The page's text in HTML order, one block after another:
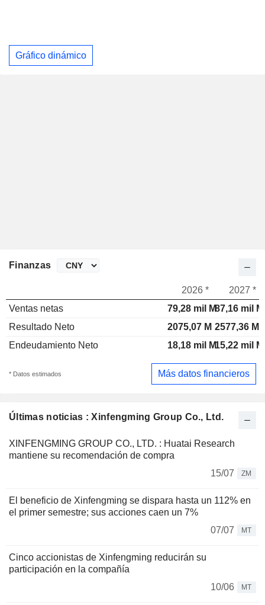
Gráfico dinámico
Últimas noticias : Xinfengming Group Co., Ltd.
XINFENGMING GROUP CO., LTD. : Huatai Research
mantiene su recomendación de compra
15/07
ZM
El beneficio de Xinfengming se dispara hasta un 112% en
el primer semestre; sus acciones caen un 7%
07/07
MT
Cinco accionistas de Xinfengming reducirán su
participación en la compañía
10/06
MT
Finanzas
2026 *
2027 *
Ventas netas
79,28 mil M87,16 mil M
Resultado Neto
2075,07 M 2577,36 M
Endeudamiento Neto
18,18 mil M15,22 mil M
* Datos estimados Más datos financieros